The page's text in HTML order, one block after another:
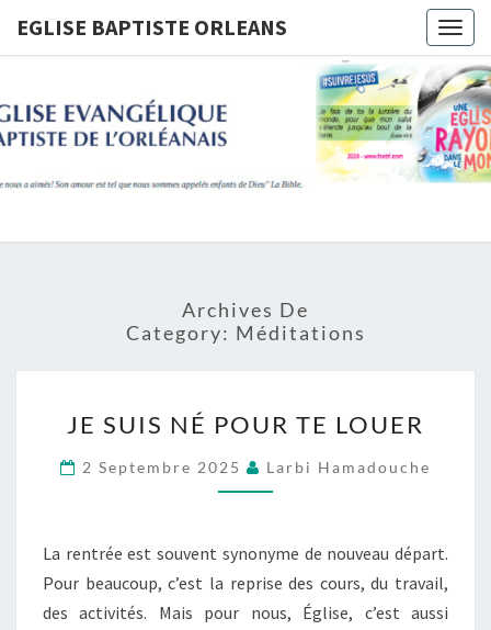
EGLISE BAPTISTE ORLEANS
EGLISE
ORLEANS
Archives De
Category: Méditations
SUIS
NÉ
POUR
LOUER
JE SUIS NÉ POUR TE LOUER
2 Septembre 2025 Larbi Hamadouche
La rentrée est souvent synonyme de nouveau départ.
Pour beaucoup, c’est la reprise des cours, du travail,
des activités. Mais pour nous, Église, c’est aussi